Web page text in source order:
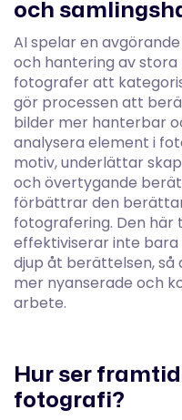
och
AI spelar en
och hantering av
fotografer att
gör processen att
bilder mer hanterbar
analysera element i
motiv, underlättar
och övertygande
förbättrar den
fotografering. Den här
effektiviserar inte
djup åt berättelsen,
mer nyanserade och
arbete.
Hur ser
fotografi?